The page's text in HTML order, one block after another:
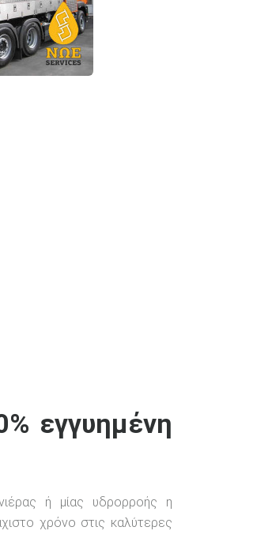
εγγυημένη
ή μίας υδρορροής η
χρόνο στις καλύτερες